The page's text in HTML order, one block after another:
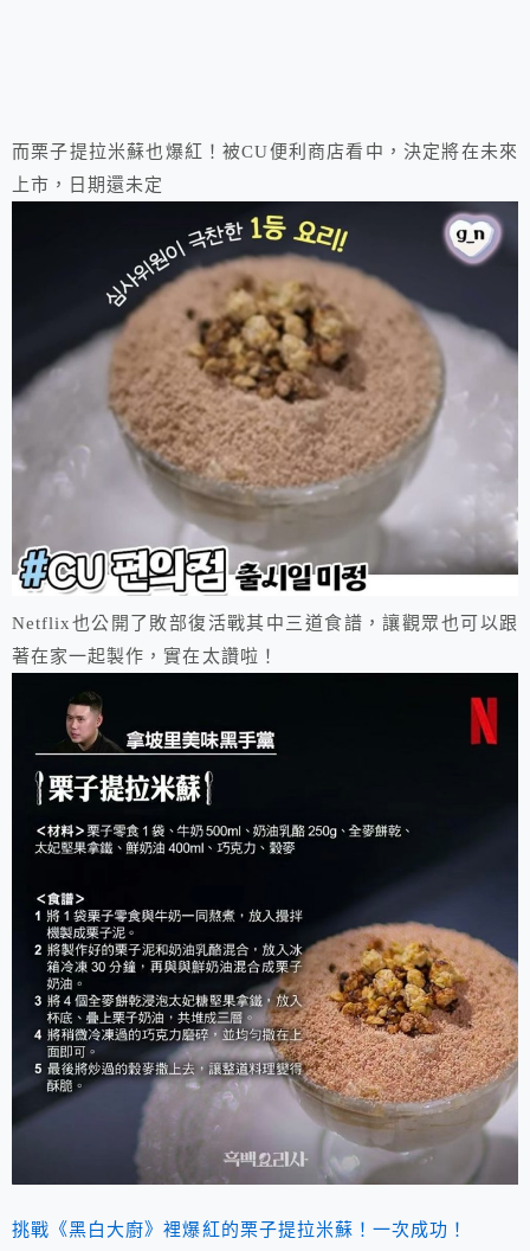
而栗子提拉米蘇也爆紅！被CU便利商店看中，決定將在未來
上市，日期還未定
Netflix也公開了敗部復活戰其中三道食譜，讓觀眾也可以跟
著在家一起製作，實在太讚啦！
挑戰《黑白大廚》裡爆紅的栗子提拉米蘇！一次成功！